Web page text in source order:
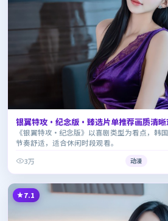
银翼特攻·纪念版·臻选片单推荐画质清晰
《银翼特攻·纪念版》以喜剧类型为看点，韩
节奏舒适，适合休闲时段观看。
3万
动漫
7.1